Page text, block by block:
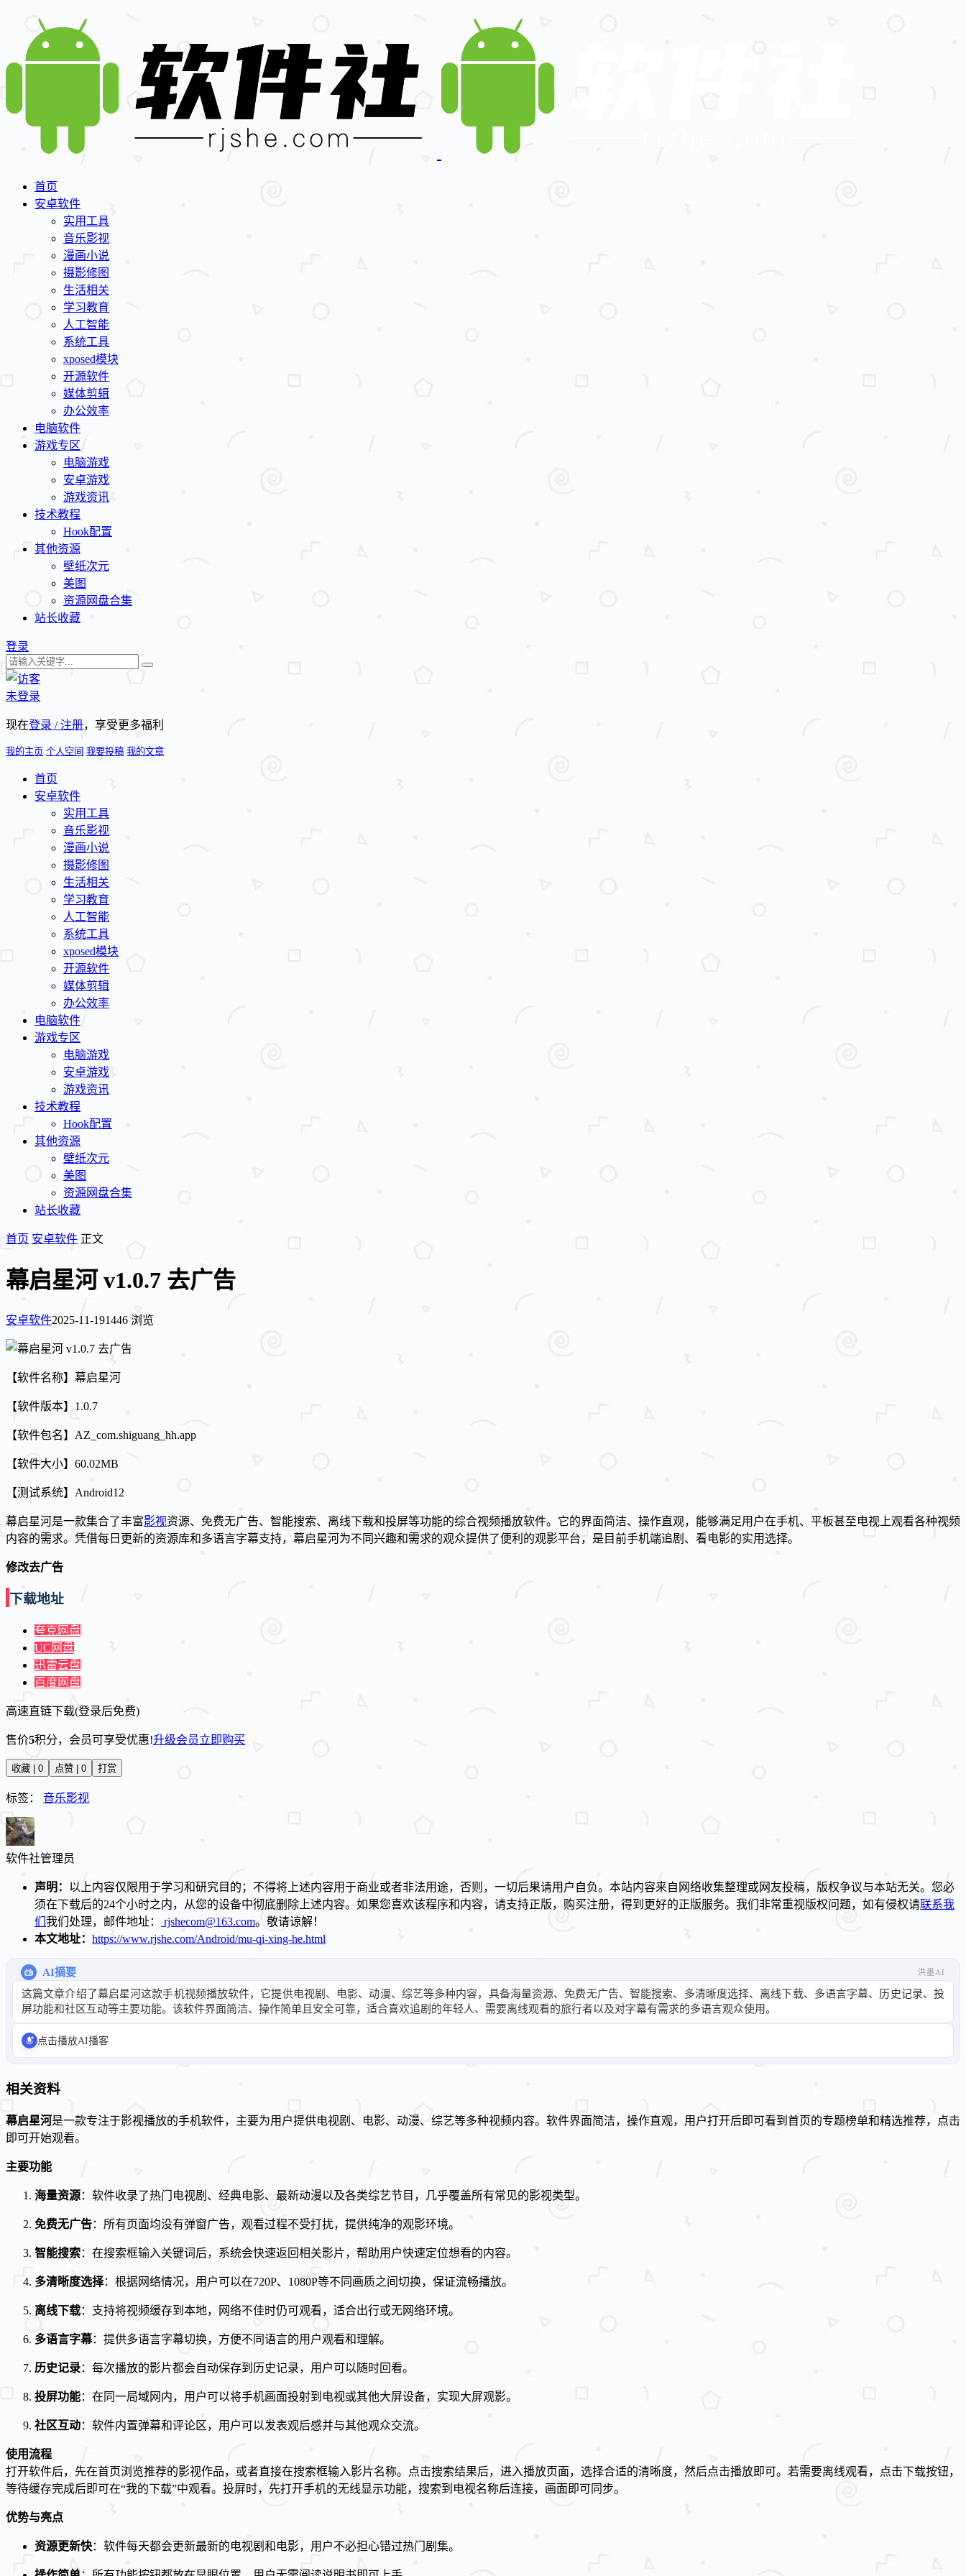
首页
安卓软件
实用工具
音乐影视
漫画小说
摄影修图
生活相关
学习教育
人工智能
系统工具
xposed模块
开源软件
媒体剪辑
办公效率
电脑软件
游戏专区
电脑游戏
安卓游戏
游戏资讯
技术教程
Hook配置
其他资源
壁纸次元
美图
资源网盘合集
站长收藏
登录
未登录
现在登录 / 注册，享受更多福利
我的主页 个人空间 我要投稿 我的文章
首页
安卓软件
实用工具
音乐影视
漫画小说
摄影修图
生活相关
学习教育
人工智能
系统工具
xposed模块
开源软件
媒体剪辑
办公效率
电脑软件
游戏专区
电脑游戏
安卓游戏
游戏资讯
技术教程
Hook配置
其他资源
壁纸次元
美图
资源网盘合集
站长收藏
首页 安卓软件 正文
幕启星河 v1.0.7 去广告
安卓软件2025-11-191446 浏览
【软件名称】幕启星河
【软件版本】1.0.7
【软件包名】AZ_com.shiguang_hh.app
【软件大小】60.02MB
【测试系统】Android12
幕启星河是一款集合了丰富影视资源、免费无广告、智能搜索、离线下载和投屏等功能的综合视频播放软件。它的界面简洁、操作直观，能够满足用户在手机、平板甚至电视上观看各种视频
内容的需求。凭借每日更新的资源库和多语言字幕支持，幕启星河为不同兴趣和需求的观众提供了便利的观影平台，是目前手机端追剧、看电影的实用选择。
修改去广告
下载地址
夸克网盘
UC网盘
迅雷云盘
百度网盘
高速直链下载(登录后免费)
售价5积分，会员可享受优惠!升级会员立即购买
收藏 | 0 点赞 | 0 打赏
标签： 音乐影视
软件社管理员
声明： 以上内容仅限用于学习和研究目的；不得将上述内容用于商业或者非法用途，否则，一切后果请用户自负。本站内容来自网络收集整理或网友投稿，版权争议与本站无关。您必
须在下载后的24个小时之内，从您的设备中彻底删除上述内容。如果您喜欢该程序和内容，请支持正版，购买注册，得到更好的正版服务。我们非常重视版权问题，如有侵权请联系我
们 我们处理，邮件地址： rjshecom@163.com。敬请谅解！
本文地址： https://www.rjshe.com/Android/mu-qi-xing-he.html
AI摘要 洪墨AI
这篇文章介绍了幕启星河这款手机视频播放软件，它提供电视剧、电影、动漫、综艺等多种内容，具备海量资源、免费无广告、智能搜索、多清晰度选择、离线下载、多语言字幕、历史记录、投
屏功能和社区互动等主要功能。该软件界面简洁、操作简单且安全可靠，适合喜欢追剧的年轻人、需要离线观看的旅行者以及对字幕有需求的多语言观众使用。
点击播放AI播客
相关资料
幕启星河是一款专注于影视播放的手机软件，主要为用户提供电视剧、电影、动漫、综艺等多种视频内容。软件界面简洁，操作直观，用户打开后即可看到首页的专题榜单和精选推荐，点击
即可开始观看。
主要功能
海量资源：软件收录了热门电视剧、经典电影、最新动漫以及各类综艺节目，几乎覆盖所有常见的影视类型。
免费无广告：所有页面均没有弹窗广告，观看过程不受打扰，提供纯净的观影环境。
智能搜索：在搜索框输入关键词后，系统会快速返回相关影片，帮助用户快速定位想看的内容。
多清晰度选择：根据网络情况，用户可以在720P、1080P等不同画质之间切换，保证流畅播放。
离线下载：支持将视频缓存到本地，网络不佳时仍可观看，适合出行或无网络环境。
多语言字幕：提供多语言字幕切换，方便不同语言的用户观看和理解。
历史记录：每次播放的影片都会自动保存到历史记录，用户可以随时回看。
投屏功能：在同一局域网内，用户可以将手机画面投射到电视或其他大屏设备，实现大屏观影。
社区互动：软件内置弹幕和评论区，用户可以发表观后感并与其他观众交流。
使用流程
打开软件后，先在首页浏览推荐的影视作品，或者直接在搜索框输入影片名称。点击搜索结果后，进入播放页面，选择合适的清晰度，然后点击播放即可。若需要离线观看，点击下载按钮，
等待缓存完成后即可在“我的下载”中观看。投屏时，先打开手机的无线显示功能，搜索到电视名称后连接，画面即可同步。
优势与亮点
资源更新快：软件每天都会更新最新的电视剧和电影，用户不必担心错过热门剧集。